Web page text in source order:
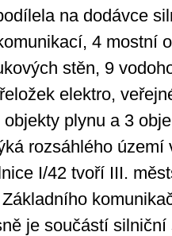
na dodávce
4 mostní
stěn, 9
elektro,
plynu a 3
rozsáhlého území
I/42 tvoří III.
je součástí